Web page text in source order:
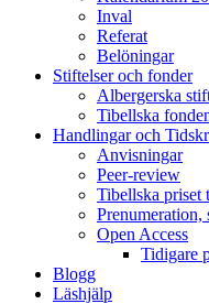
Inval
Referat
Belöningar
Stiftelser och fonder
Albergerska
Tibellska
Handlingar och
Anvisningar
Peer-review
Tibellska priset
Prenumeration,
Open Access
Tidigare
Blogg
Läshjälp